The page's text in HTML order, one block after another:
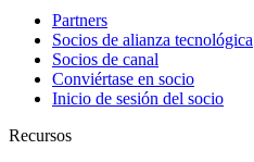
Partners
Socios de alianza tecnológica
Socios de canal
Conviértase en socio
Inicio de sesión del socio
Recursos